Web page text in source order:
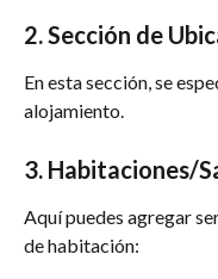
2. Sección de
En esta sección, se
alojamiento.
3. Habitaciones/
Aquí puedes agregar
de habitación: